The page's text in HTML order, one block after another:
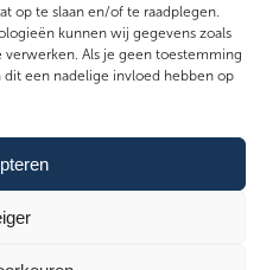
op te slaan en/of te raadplegen.
kunnen wij gegevens zoals
Als je geen toestemming
een nadelige invloed hebben op
2026 - Weijerseikhout